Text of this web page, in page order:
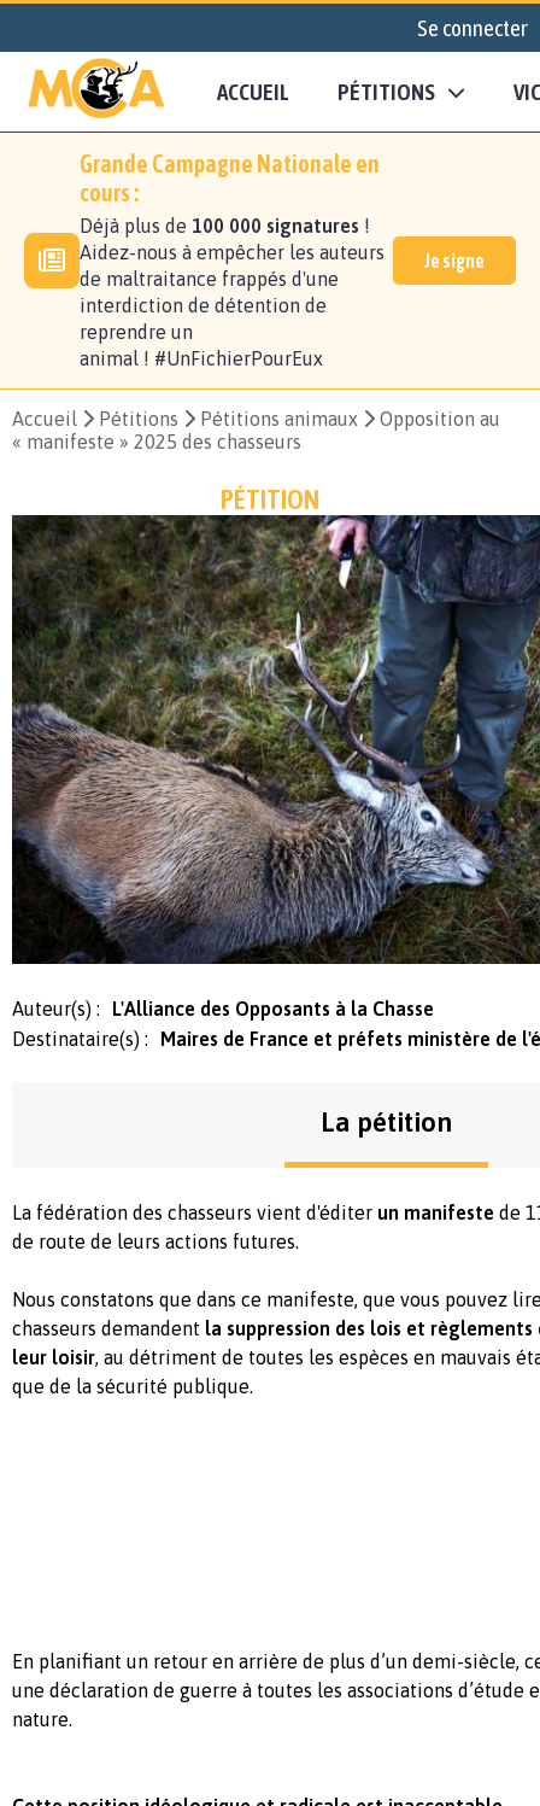
Se connecter
ACCUEIL PÉTITIONS
Grande Campagne Nationale en
cours :
Déjà plus de 100 000 signatures !
Aidez-nous à empêcher les auteurs
de maltraitance frappés d'une
interdiction de détention de
reprendre un
animal ! #UnFichierPourEux
Je signe
Accueil Pétitions Pétitions animaux
Opposition au
« manifeste » 2025 des chasseurs
PÉTITION
Auteur(s) :
L'Alliance des Opposants à la Chasse
Destinataire(s) :
Maires de France et préfets ministère de
La pétition
La fédération des chasseurs vient d'éditer un manifeste de
de route de leurs actions futures.
Nous constatons que dans ce manifeste, que vous pouvez
chasseurs demandent la suppression des lois et
leur loisir, au détriment de toutes les espèces en mauvais
que de la sécurité publique.
En planifiant un retour en arrière de plus d ’un demi-siècle,
une déclaration de guerre à toutes les associations d’étude
nature.